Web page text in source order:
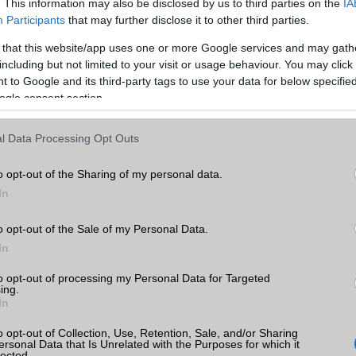
This information may also be disclosed by us to third parties on the
Participants that may further disclose it to other third parties.
that this website/app uses one or more Google services and may
but not limited to your visit or usage behaviour. You may
to Google and its third-party tags to use your data for below
consent section.
Data Processing Opt Outs
opt-out of the Sharing of my personal data.
opt-out of the Sale of my Personal Data.
opt-out of processing my Personal Data for Targeted
opt-out of Collection, Use, Retention, Sale, and/or Sharing
Data that Is Unrelated with the Purposes for which it
ADATCSERE
EDGE Nincs
WAP
EMS/E-mail push eMail
Infraport
B/T extra
Wi-Fi HotSpot Van